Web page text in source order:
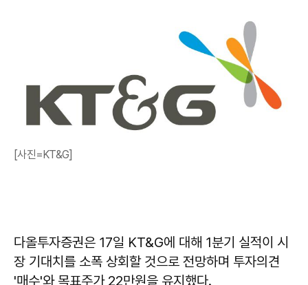
[사진=KT&G]
다올투자증권은 17일 KT&G에 대해 1분기 실적이 시
장 기대치를 소폭 상회할 것으로 전망하며 투자의견
'매수'와 목표주가 22만원을 유지했다.